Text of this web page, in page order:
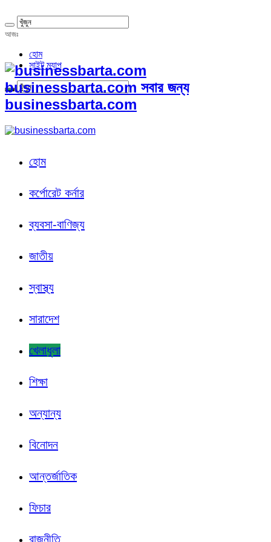
আজঃ
হোম
সাইট ম্যাপ
businessbarta.com সবার জন্য
businessbarta.com
হোম
কর্পোরেট কর্নার
ব্যবসা-বাণিজ্য
জাতীয়
স্বাস্থ্য
সারাদেশ
খেলাধুলা
শিক্ষা
অন্যান্য
বিনোদন
আন্তর্জাতিক
ফিচার
রাজনীতি